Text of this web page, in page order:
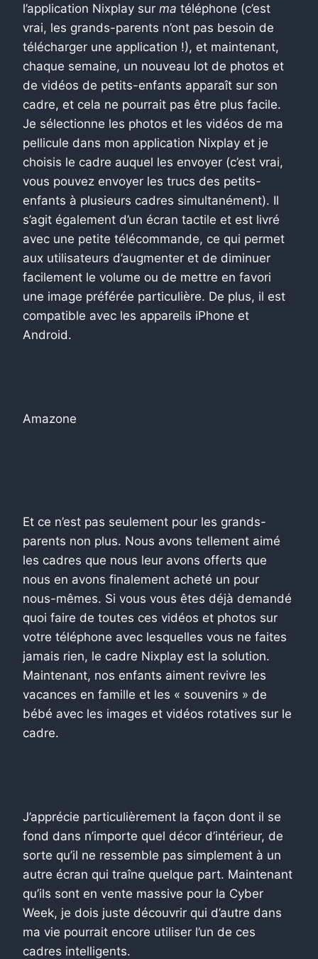
l’application Nixplay sur ma téléphone (c’est
vrai, les grands-parents n’ont pas besoin de
télécharger une application !), et maintenant,
chaque semaine, un nouveau lot de photos et
de vidéos de petits-enfants apparaît sur son
cadre, et cela ne pourrait pas être plus facile.
Je sélectionne les photos et les vidéos de ma
pellicule dans mon application Nixplay et je
choisis le cadre auquel les envoyer (c’est vrai,
vous pouvez envoyer les trucs des petits-
enfants à plusieurs cadres simultanément). Il
s’agit également d’un écran tactile et est livré
avec une petite télécommande, ce qui permet
aux utilisateurs d’augmenter et de diminuer
facilement le volume ou de mettre en favori
une image préférée particulière. De plus, il est
compatible avec les appareils iPhone et
Android.
Amazone
Et ce n’est pas seulement pour les grands-
parents non plus. Nous avons tellement aimé
les cadres que nous leur avons offerts que
nous en avons finalement acheté un pour
nous-mêmes. Si vous vous êtes déjà demandé
quoi faire de toutes ces vidéos et photos sur
votre téléphone avec lesquelles vous ne faites
jamais rien, le cadre Nixplay est la solution.
Maintenant, nos enfants aiment revivre les
vacances en famille et les « souvenirs » de
bébé avec les images et vidéos rotatives sur le
cadre.
J’apprécie particulièrement la façon dont il se
fond dans n’importe quel décor d’intérieur, de
sorte qu’il ne ressemble pas simplement à un
autre écran qui traîne quelque part. Maintenant
qu’ils sont en vente massive pour la Cyber ​​
Week, je dois juste découvrir qui d’autre dans
ma vie pourrait encore utiliser l’un de ces
cadres intelligents.